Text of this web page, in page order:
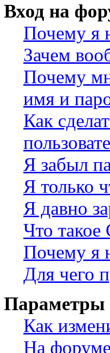
Вход на
Почему я
Зачем
Почему
имя и
Как
Я забыл
Я только
Я давно
Что такое
Почему я
Для чего
Параметры
Как
На